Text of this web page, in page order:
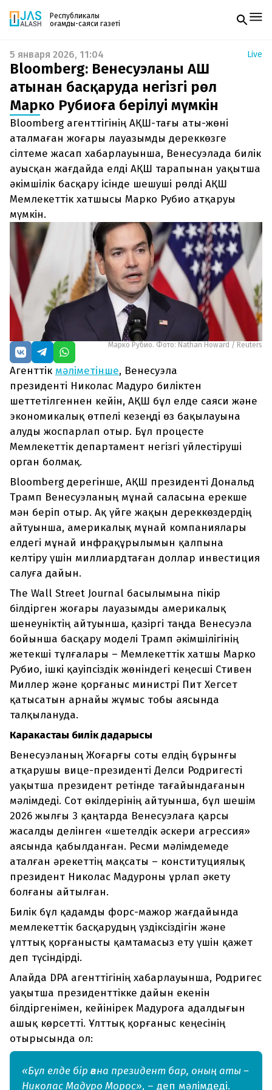
Республикалық
қоғамдық-саяси газеті
Жаңалықтар
Спорт
Live
Руханият
Аймақ
Архив
Заң және тәртіп
+7 708 604 51 06
Жарнама бөлімі
+7 701 220 64 52
Пошта
zhasalash100@gmail.com
Газетке жазылу
PDF форматтағы газетті ай сайын электронды
поштаңызға алып отырыңыз. Жаңа нөмір
шыққан сәтте сізге бірден жіберіледі. Тек email
енгізіңіз, біз қалғанын өзіміз жібереміз.
5 января 2026, 11:04 Live
Bloomberg: Венесуэланы АҚШ
атынан басқаруда негізгі рөл
Марко Рубиоға берілуі мүмкін
Bloomberg агенттігінің АҚШ-тағы аты-жөні
аталмаған жоғары лауазымды дереккөзге
сілтеме жасап хабарлауынша, Венесуэлада билік
ауысқан жағдайда елді АҚШ тарапынан уақытша
әкімшілік басқару ісінде шешуші рөлді АҚШ
Мемлекеттік хатшысы Марко Рубио атқаруы
мүмкін.
Марко Рубио. Фото: Nathan Howard / Reuters
Агенттік мәліметінше, Венесуэла
президенті Николас Мадуро биліктен
шеттетілгеннен кейін, АҚШ бұл елде саяси және
экономикалық өтпелі кезеңді өз бақылауына
алуды жоспарлап отыр. Бұл процесте
Мемлекеттік департамент негізгі үйлестіруші
орган болмақ.
Bloomberg дерегінше, АҚШ президенті Дональд
Трамп Венесуэланың мұнай саласына ерекше
мән беріп отыр. Ақ үйге жақын дереккөздердің
айтуынша, америкалық мұнай компаниялары
елдегі мұнай инфрақұрылымын қалпына
келтіру үшін миллиардтаған доллар инвестиция
салуға дайын.
The Wall Street Journal басылымына пікір
білдірген жоғары лауазымды америкалық
шенеуніктің айтуынша, қазіргі таңда Венесуэла
бойынша басқару моделі Трамп әкімшілігінің
жетекші тұлғалары – Мемлекеттік хатшы Марко
Рубио, ішкі қауіпсіздік жөніндегі кеңесші Стивен
Миллер және қорғаныс министрі Пит Хегсет
қатысатын арнайы жұмыс тобы аясында
талқылануда.
Каракастағы билік дағдарысы
Венесуэланың Жоғарғы соты елдің бұрынғы
атқарушы вице-президенті Делси Родригесті
уақытша президент ретінде тағайындағанын
мәлімдеді. Сот өкілдерінің айтуынша, бұл шешім
2026 жылғы 3 қаңтарда Венесуэлаға қарсы
жасалды делінген «шетелдік әскери агрессия»
аясында қабылданған. Ресми мәлімдемеде
аталған әрекеттің мақсаты – конституциялық
президент Николас Мадуроны ұрлап әкету
болғаны айтылған.
Билік бұл қадамды форс-мажор жағдайында
мемлекеттік басқарудың үздіксіздігін және
ұлттық қорғанысты қамтамасыз ету үшін қажет
деп түсіндірді.
Алайда DPA агенттігінің хабарлауынша, Родригес
уақытша президенттікке дайын екенін
білдіргенімен, кейінірек Мадуроға адалдығын
ашық көрсетті. Ұлттық қорғаныс кеңесінің
отырысында ол:
«Бұл елде бір ғана президент бар, оның аты –
Николас Мадуро Морос», – деп мәлімдеді.